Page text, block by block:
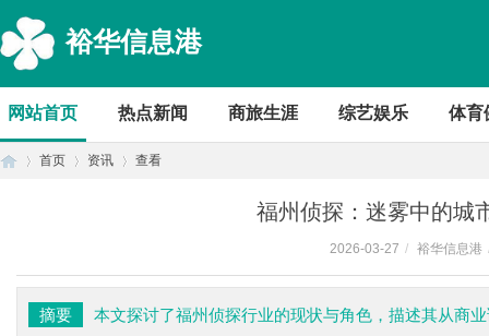
裕华信息港
网站首页 热点新闻 商旅生涯 综艺娱乐 体育
首页 资讯 查看
福州侦探：迷雾中的城
2026-03-27 / 裕华信息港
摘要
本文探讨了福州侦探行业的现状与角色，描述其从商